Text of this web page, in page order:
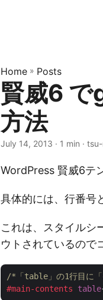
Home » Posts
賢威6 で
方法
July 14, 2013 · 1 min ·
WordPress 賢威6テ
具体的には、行番号
これは、スタイルシ
ウトされているので
/*「table」の1行目に
#main-contents
table